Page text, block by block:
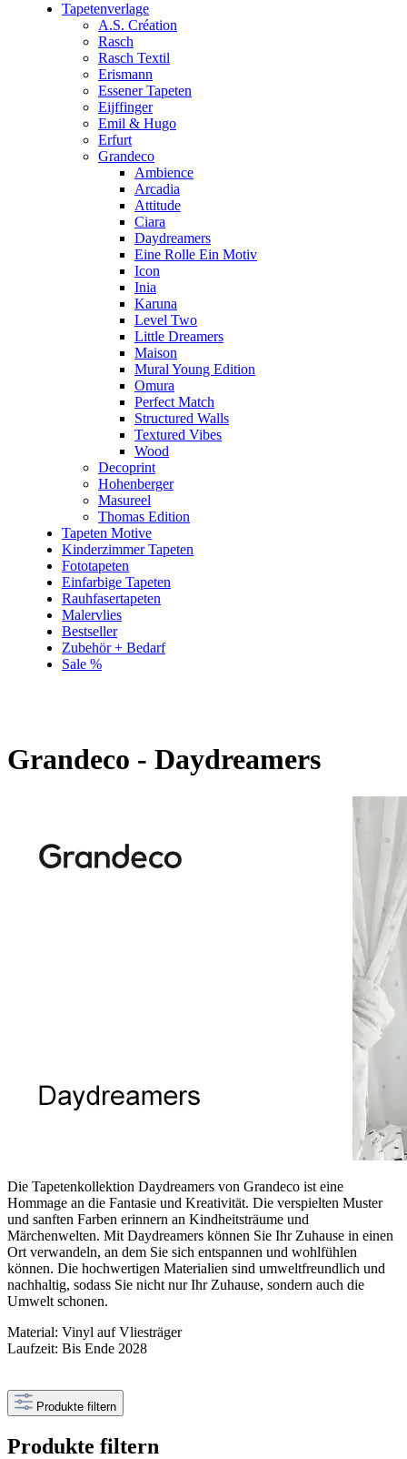
Tapetenverlage
A.S. Création
Rasch
Rasch Textil
Erismann
Essener Tapeten
Eijffinger
Emil & Hugo
Erfurt
Grandeco
Ambience
Arcadia
Attitude
Ciara
Daydreamers
Eine Rolle Ein Motiv
Icon
Inia
Karuna
Level Two
Little Dreamers
Maison
Mural Young Edition
Omura
Perfect Match
Structured Walls
Textured Vibes
Wood
Decoprint
Hohenberger
Masureel
Thomas Edition
Tapeten Motive
Kinderzimmer Tapeten
Fototapeten
Einfarbige Tapeten
Rauhfasertapeten
Malervlies
Bestseller
Zubehör + Bedarf
Sale %
Grandeco - Daydreamers
Die Tapetenkollektion Daydreamers von Grandeco ist eine
Hommage an die Fantasie und Kreativität. Die verspielten Muster
und sanften Farben erinnern an Kindheitsträume und
Märchenwelten. Mit Daydreamers können Sie Ihr Zuhause in einen
Ort verwandeln, an dem Sie sich entspannen und wohlfühlen
können. Die hochwertigen Materialien sind umweltfreundlich und
nachhaltig, sodass Sie nicht nur Ihr Zuhause, sondern auch die
Umwelt schonen.
Material: Vinyl auf Vliesträger
Laufzeit: Bis Ende 2028
Produkte filtern
Produkte filtern